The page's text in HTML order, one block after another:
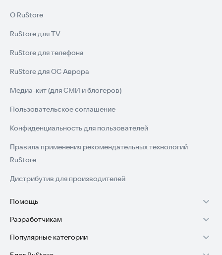
О RuStore
RuStore для TV
RuStore для телефона
RuStore для ОС Аврора
Медиа-кит (для СМИ и блогеров)
Пользовательское соглашение
Конфиденциальность для пользователей
Правила применения рекомендательных технологий
RuStore
Дистрибутив для производителей
Помощь
Установка RuStore на TV
Установка RuStore на телефон
Разработчикам
Зарабатывать с RuStore
Популярные категории